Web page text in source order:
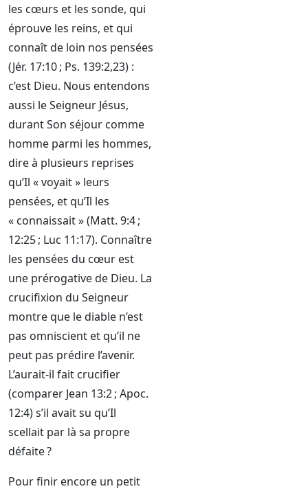
les cœurs et les sonde, qui
éprouve les reins, et qui
connaît de loin nos pensées
(Jér. 17:10 ; Ps. 139:2,23) :
c’est Dieu. Nous entendons
aussi le Seigneur Jésus,
durant Son séjour comme
homme parmi les hommes,
dire à plusieurs reprises
qu’Il « voyait » leurs
pensées, et qu’Il les
« connaissait » (Matt. 9:4 ;
12:25 ; Luc 11:17). Connaître
les pensées du cœur est
une prérogative de Dieu. La
crucifixion du Seigneur
montre que le diable n’est
pas omniscient et qu’il ne
peut pas prédire l’avenir.
L’aurait-il fait crucifier
(comparer Jean 13:2 ; Apoc.
12:4) s’il avait su qu’Il
scellait par là sa propre
défaite ?
Pour finir encore un petit